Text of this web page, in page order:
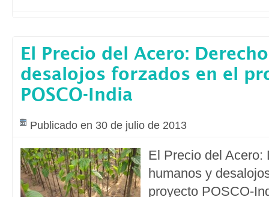
El Precio del Acero:
desalojos forzados en el
POSCO-India
Publicado en 30 de julio de 2013
El Precio del Acero:
humanos y
proyecto POSCO-